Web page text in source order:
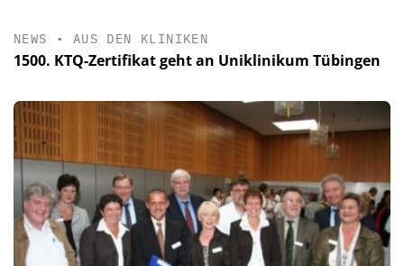
NEWS • AUS DEN KLINIKEN
1500. KTQ-Zertifikat geht an Uniklinikum Tübingen